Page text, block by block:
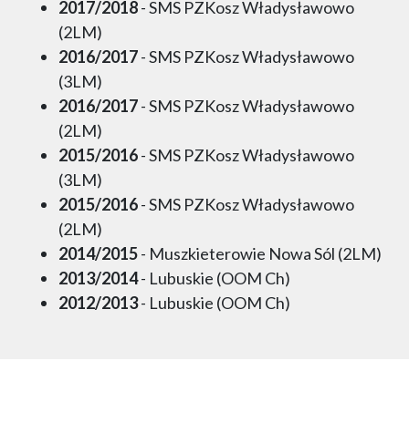
2017/2018- SMS PZKosz Władysławowo
(2LM)
2016/2017- SMS PZKosz Władysławowo
(3LM)
2016/2017- SMS PZKosz Władysławowo
(2LM)
2015/2016- SMS PZKosz Władysławowo
(3LM)
2015/2016- SMS PZKosz Władysławowo
(2LM)
2014/2015- Muszkieterowie Nowa Sól (2LM)
2013/2014- Lubuskie (OOM Ch)
2012/2013- Lubuskie (OOM Ch)